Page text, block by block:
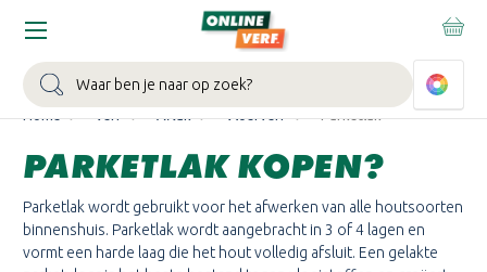
Zoeken
WIN EEN BALLONVAART:Bij besteding vanaf €100,- aan Sikkens
muurverf en/of lak.
Bekijk actie >
Home Verf Aflak Vloerverf Parketlak
PARKETLAK KOPEN?
Parketlak wordt gebruikt voor het afwerken van alle houtsoorten
binnenshuis. Parketlak wordt aangebracht in 3 of 4 lagen en
vormt een harde laag die het hout volledig afsluit. Een gelakte